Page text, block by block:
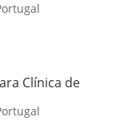
Clínica de